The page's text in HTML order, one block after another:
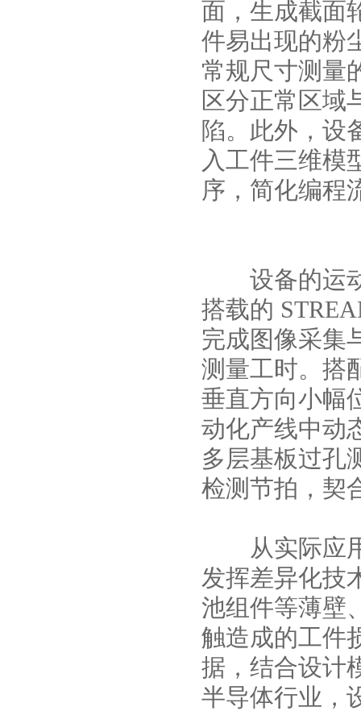
面，生成截面
件易出现的粉
常规尺寸测量
区分正常区域
陷。此外，设
入工件三维模
序，简化编程
设备的运动
搭载的
完成图像采集
测量工时。搭
垂直方向小幅
动化产线中动
多层基板过孔
检测节拍，契
从实际应用
发挥差异化技
池组件等薄壁
触造成的工件
据，结合设计
半导体行业，